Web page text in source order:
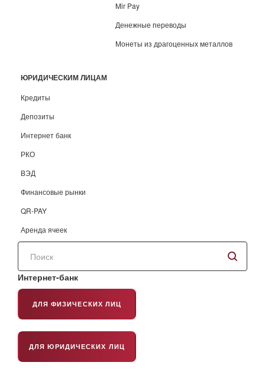
Mir Pay
Денежные переводы
Монеты из драгоценных металлов
ЮРИДИЧЕСКИМ ЛИЦАМ
Кредиты
Депозиты
Интернет банк
РКО
ВЭД
Финансовые рынки
QR-PAY
Аренда ячеек
Поиск
сайту
Интернет-банк
ДЛЯ ФИЗИЧЕСКИХ ЛИЦ
ДЛЯ ЮРИДИЧЕСКИХ ЛИЦ